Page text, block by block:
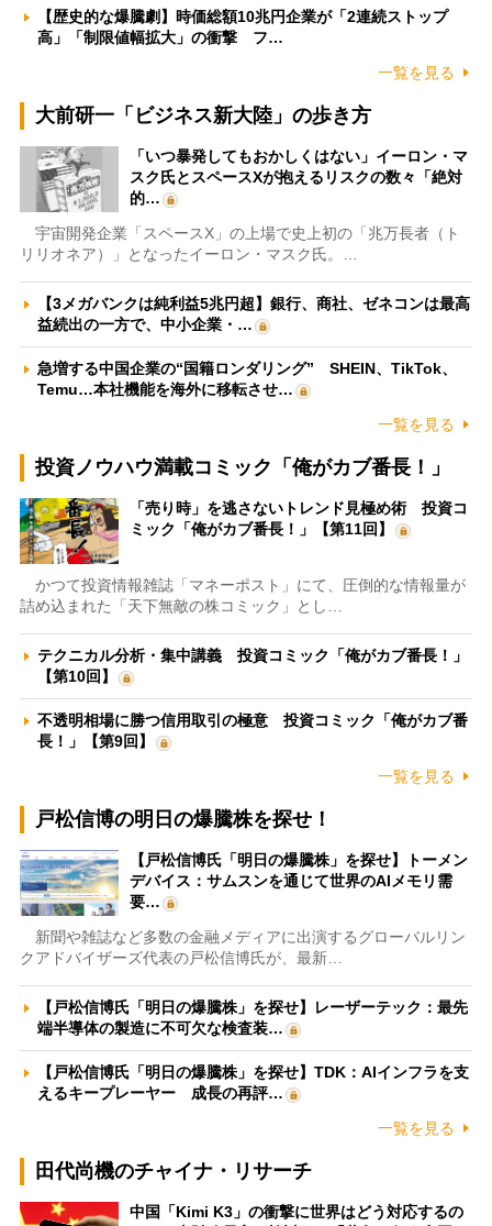
【歴史的な爆騰劇】時価総額10兆円企業が「2連続ストップ
高」「制限値幅拡大」の衝撃 フ…
一覧を見る
大前研一「ビジネス新大陸」の歩き方
「いつ暴発してもおかしくはない」イーロン・マ
スク氏とスペースXが抱えるリスクの数々「絶対
的…
宇宙開発企業「スペースX」の上場で史上初の「兆万長者（ト
リリオネア）」となったイーロン・マスク氏。…
【3メガバンクは純利益5兆円超】銀行、商社、ゼネコンは最高
益続出の一方で、中小企業・…
急増する中国企業の“国籍ロンダリング” SHEIN、TikTok、
Temu…本社機能を海外に移転させ…
一覧を見る
投資ノウハウ満載コミック「俺がカブ番長！」
「売り時」を逃さないトレンド見極め術 投資コ
ミック「俺がカブ番長！」【第11回】
かつて投資情報雑誌「マネーポスト」にて、圧倒的な情報量が
詰め込まれた「天下無敵の株コミック」とし…
テクニカル分析・集中講義 投資コミック「俺がカブ番長！」
【第10回】
不透明相場に勝つ信用取引の極意 投資コミック「俺がカブ番
長！」【第9回】
一覧を見る
戸松信博の明日の爆騰株を探せ！
【戸松信博氏「明日の爆騰株」を探せ】トーメン
デバイス：サムスンを通じて世界のAIメモリ需
要…
新聞や雑誌など多数の金融メディアに出演するグローバルリン
クアドバイザーズ代表の戸松信博氏が、最新…
【戸松信博氏「明日の爆騰株」を探せ】レーザーテック：最先
端半導体の製造に不可欠な検査装…
【戸松信博氏「明日の爆騰株」を探せ】TDK：AIインフラを支
えるキープレーヤー 成長の再評…
一覧を見る
田代尚機のチャイナ・リサーチ
中国「Kimi K3」の衝撃に世界はどう対応するの